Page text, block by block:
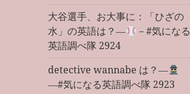
大谷選手、お大事に：「ひざの
水」の英語は？―
－#気になる
英語調べ隊 2924
detective wannabe は？―
―#気になる英語調べ隊 2923